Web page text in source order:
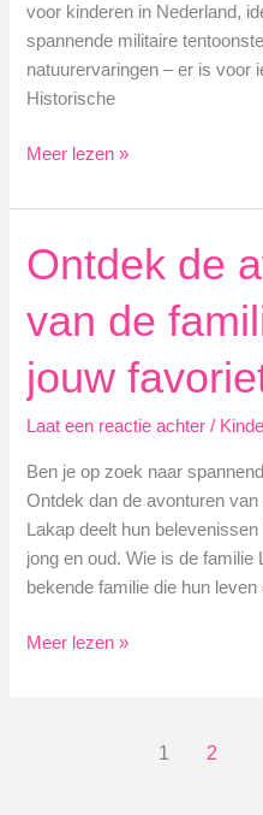
voor kinderen in Nederland,
spannende militaire
natuurervaringen – er is voor
Historische
De
beste
voor
Ontdek
wereld
kinderen
Meer lezen »
Ontdek de
van de
jouw
Laat een reactie achter /
Ben je op zoek naar
Ontdek dan de avonturen
Lakap deelt hun
jong en oud. Wie is de
bekende familie die hun
Ontdek
Meer lezen »
1 2